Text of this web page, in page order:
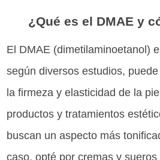
¿Qué es el DMAE y
El DMAE (dimetilaminoetanol)
según diversos estudios,
la firmeza y elasticidad de la
productos y tratamientos
buscan un aspecto más
caso, opté por cremas y